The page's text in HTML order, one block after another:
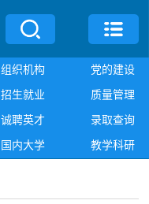
组织机构 党的建设
招生就业 质量管理
诚聘英才 录取查询
国内大学 教学科研